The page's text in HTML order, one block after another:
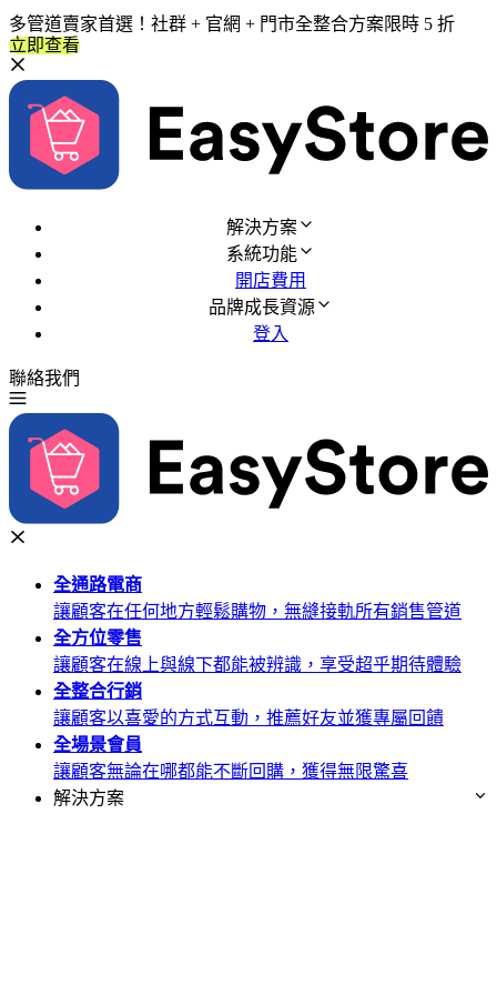
多管道賣家首選！社群 + 官網 + 門市全整合方案限時 5 折
立即查看
解決方案
系統功能
開店費用
品牌成長資源
登入
聯絡我們
全通路電商
讓顧客在任何地方輕鬆購物，無縫接軌所有銷售管道
全方位零售
讓顧客在線上與線下都能被辨識，享受超乎期待體驗
全整合行銷
讓顧客以喜愛的方式互動，推薦好友並獲專屬回饋
全場景會員
讓顧客無論在哪都能不斷回購，獲得無限驚喜
解決方案